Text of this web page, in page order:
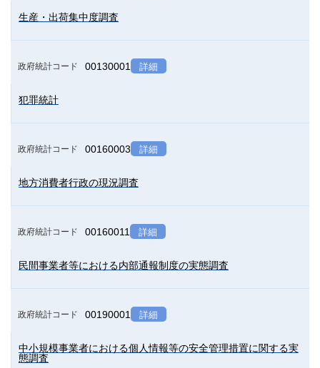
生産・出荷集中度調査
政府統計コード 00130001 詳細
犯罪統計
政府統計コード 00160003 詳細
地方消費者行政の現況調査
政府統計コード 00160011 詳細
民間事業者等における内部通報制度の実態調査
政府統計コード 00190001 詳細
中小規模事業者における個人情報等の安全管理措置に関する実
態調査